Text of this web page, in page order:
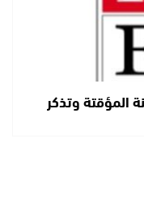
المؤقتة وتذكر